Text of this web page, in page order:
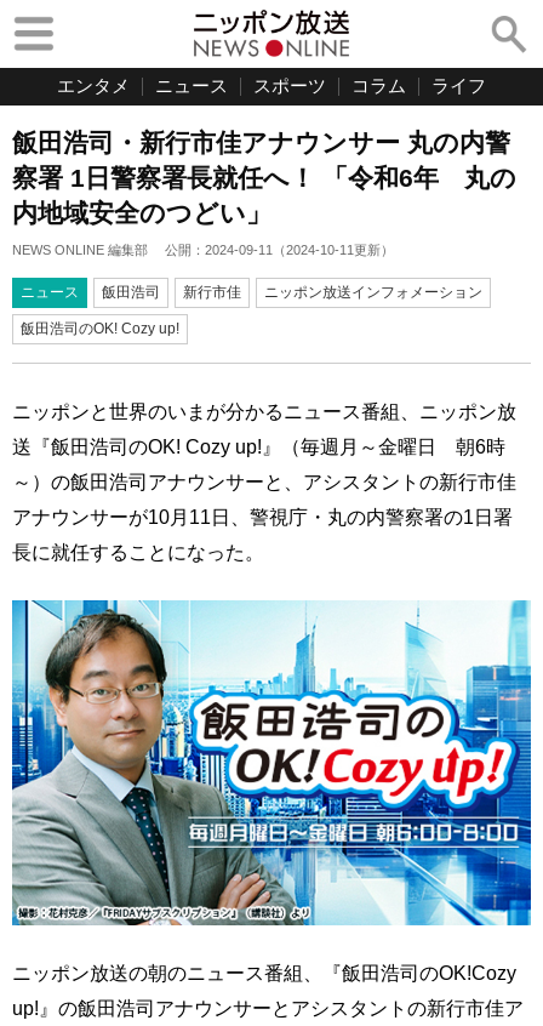
エンタメ ニュース スポーツ コラム ライフ
飯田浩司・新行市佳アナウンサー 丸の内警
察署 1日警察署長就任へ！ 「令和6年 丸の
内地域安全のつどい」
NEWS ONLINE 編集部 公開： 2024-09-11 （2024-10-11更新）
ニュース 飯田浩司 新行市佳 ニッポン放送インフォメーション
飯田浩司のOK! Cozy up!
ニッポンと世界のいまが分かるニュース番組、ニッポン放
送『飯田浩司のOK! Cozy up!』（毎週月～金曜日 朝6時
～）の飯田浩司アナウンサーと、アシスタントの新行市佳
アナウンサーが10月11日、警視庁・丸の内警察署の1日署
長に就任することになった。
ニッポン放送の朝のニュース番組、『飯田浩司のOK!Cozy
up!』の飯田浩司アナウンサーとアシスタントの新行市佳ア